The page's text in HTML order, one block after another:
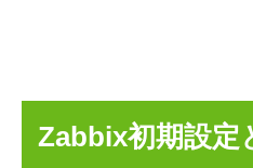
Zabbix初期設定